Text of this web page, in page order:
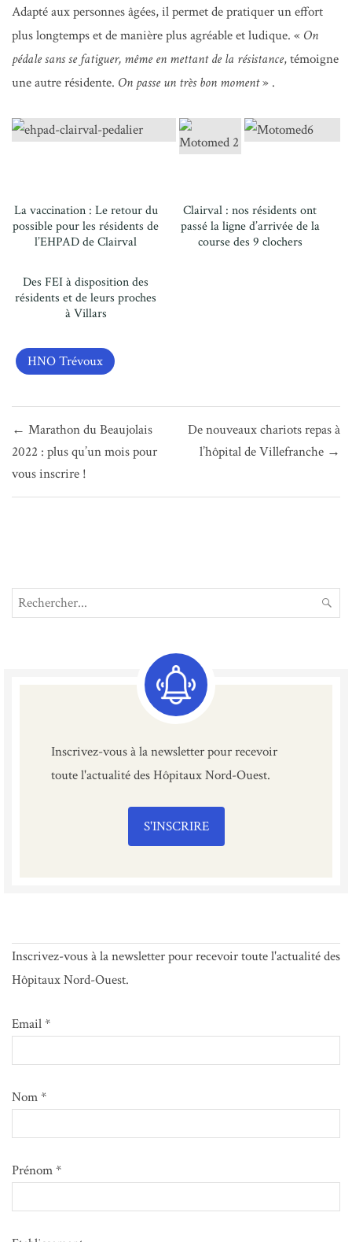
Adapté aux personnes âgées, il permet de pratiquer un effort
plus longtemps et de manière plus agréable et ludique. « On
pédale sans se fatiguer, même en mettant de la résistance, témoigne
une autre résidente. On passe un très bon moment» .
La vaccination : Le retour du
possible pour les résidents de
l’EHPAD de Clairval
Clairval : nos résidents ont
passé la ligne d’arrivée de la
course des 9 clochers
Des FEI à disposition des
résidents et de leurs proches
à Villars
HNO Trévoux
de
l’article
← Marathon du Beaujolais
2022 : plus qu’un mois pour
vous inscrire !
De nouveaux chariots repas à
l’hôpital de Villefranche →
Search
for:
Inscrivez-vous à la newsletter pour recevoir
toute l'actualité des Hôpitaux Nord-Ouest.
S'INSCRIRE
Inscrivez-vous à la newsletter pour recevoir toute l'actualité des
Hôpitaux Nord-Ouest.
Email *
Nom *
Prénom *